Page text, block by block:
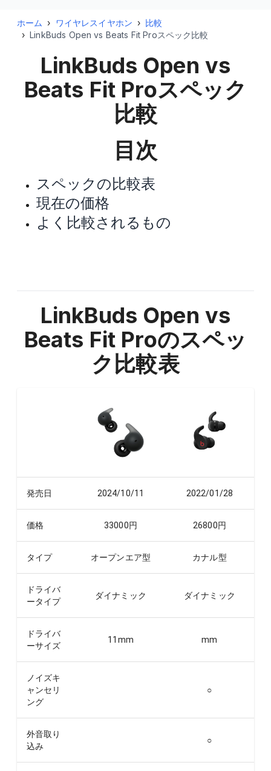
ホーム › ワイヤレスイヤホン › 比較
› LinkBuds Open vs Beats Fit Proスペック比較
LinkBuds Open vs
Beats Fit Proスペック
比較
目次
スペックの比較表
現在の価格
よく比較されるもの
LinkBuds Open vs
Beats Fit Proのスペッ
ク比較表
発売日 2024/10/11 2022/01/28
価格 33000円 26800円
タイプ オープンエア型 カナル型
ドライバ
ータイプ
ダイナミック ダイナミック
ドライバ
ーサイズ
11 mm mm
ノイズキ
ャンセリ
ング
○
外音取り
込み
○